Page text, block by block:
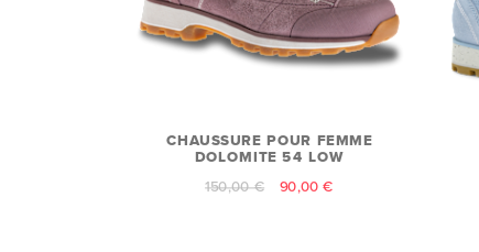
CHAUSSURE POUR FEMME
DOLOMITE 54 LOW
150,00 €
90,00 €